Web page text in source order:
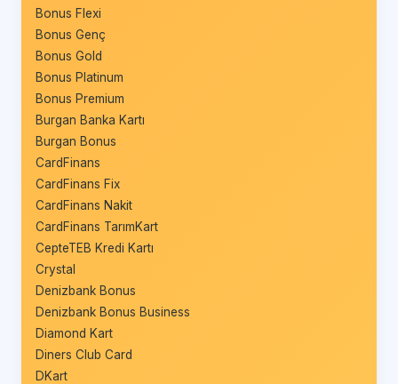
Bonus Flexi
Bonus Genç
Bonus Gold
Bonus Platinum
Bonus Premium
Burgan Banka Kartı
Burgan Bonus
CardFinans
CardFinans Fix
CardFinans Nakit
CardFinans TarımKart
CepteTEB Kredi Kartı
Crystal
Denizbank Bonus
Denizbank Bonus Business
Diamond Kart
Diners Club Card
DKart